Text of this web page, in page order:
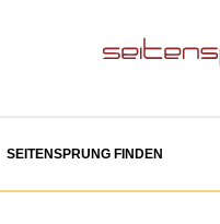
SEITENSPRUNG FINDEN